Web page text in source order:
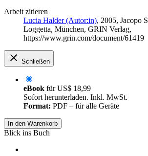
Arbeit zitieren
Lucia Halder (Autor:in), 2005, Jacopo
Loggetta, München, GRIN Verlag,
https://www.grin.com/document/61419
Schließen
eBook fürUS$ 18,99
Sofort herunterladen. Inkl. MwSt.
Format: PDF – für alle Geräte
In den Warenkorb
Blick ins Buch